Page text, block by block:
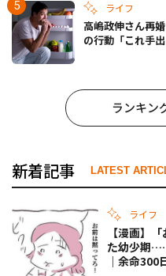
ライフ
高嶋政伸さん再
の行動「これ手
ランキン
新着記事 LATEST
ライフ
【漫画】
た幼少期
｜余命300